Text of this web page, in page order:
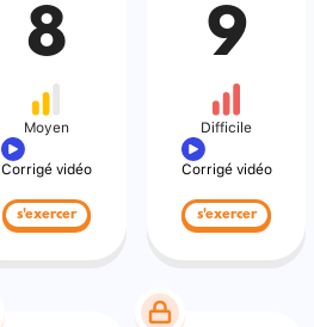
8
Moyen
Corrigé vidéo
s'exercer
9
Difficile
Corrigé vidéo
s'exercer